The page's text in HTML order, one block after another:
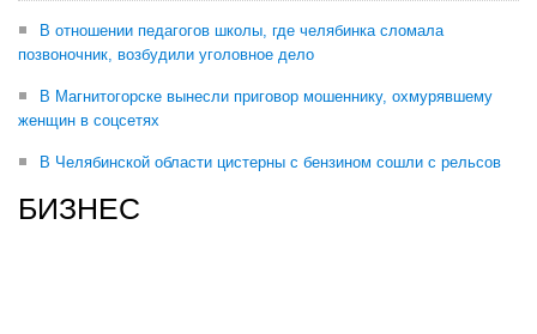
В отношении педагогов школы, где челябинка сломала
позвоночник, возбудили уголовное дело
В Магнитогорске вынесли приговор мошеннику, охмурявшему
женщин в соцсетях
В Челябинской области цистерны с бензином сошли с рельсов
БИЗНЕС